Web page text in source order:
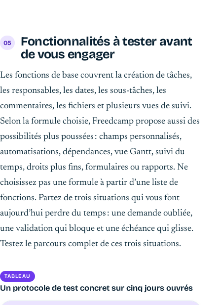
Fonctionnalités à tester avant
de vous engager
Les fonctions de base couvrent la création de tâches,
les responsables, les dates, les sous-tâches, les
commentaires, les fichiers et plusieurs vues de suivi.
Selon la formule choisie, Freedcamp propose aussi des
possibilités plus poussées : champs personnalisés,
automatisations, dépendances, vue Gantt, suivi du
temps, droits plus fins, formulaires ou rapports. Ne
choisissez pas une formule à partir d’une liste de
fonctions. Partez de trois situations qui vous font
aujourd’hui perdre du temps : une demande oubliée,
une validation qui bloque et une échéance qui glisse.
Testez le parcours complet de ces trois situations.
TABLEAU
Un protocole de test concret sur cinq jours ouvrés